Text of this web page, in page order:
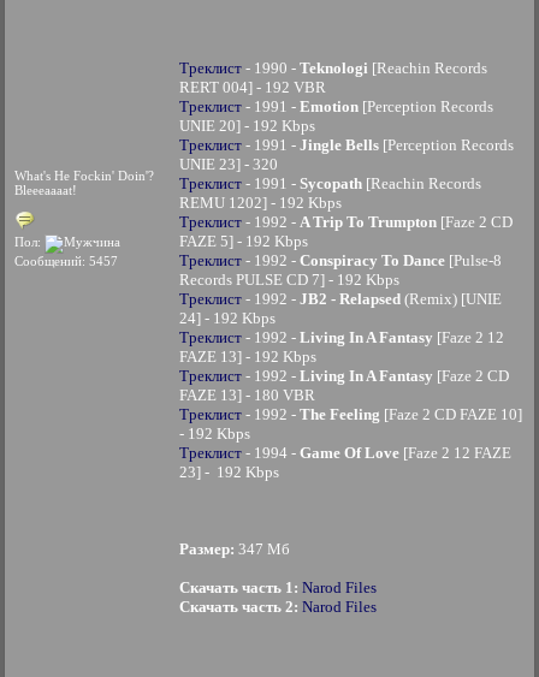
What's He Fockin' Doin'?
Bleeeaaaat!
Пол:
Сообщений: 5457
Треклист - 1990 - Teknologi [Reachin Records
RERT 004] - 192 VBR
Треклист - 1991 - Emotion [Perception Records
UNIE 20] - 192 Kbps
Треклист - 1991 - Jingle Bells [Perception Records
UNIE 23] - 320
Треклист - 1991 - Sycopath [Reachin Records
REMU 1202] - 192 Kbps
Треклист - 1992 - A Trip To Trumpton [Faze 2 CD
FAZE 5] - 192 Kbps
Треклист - 1992 - Conspiracy To Dance [Pulse-8
Records PULSE CD 7] - 192 Kbps
Треклист - 1992 - JB2 - Relapsed (Remix) [UNIE
24] - 192 Kbps
Треклист - 1992 - Living In A Fantasy [Faze 2 12
FAZE 13] - 192 Kbps
Треклист - 1992 - Living In A Fantasy [Faze 2 CD
FAZE 13] - 180 VBR
Треклист - 1992 - The Feeling [Faze 2 CD FAZE 10]
- 192 Kbps
Треклист - 1994 - Game Of Love [Faze 2 12 FAZE
23] - 192 Kbps
Размер: 347 Мб
Скачать часть 1: Narod Files
Скачать часть 2: Narod Files